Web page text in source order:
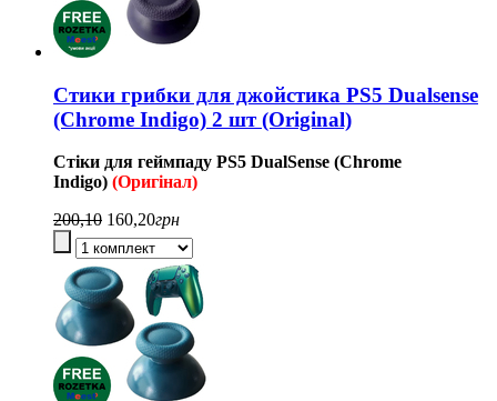
Стики грибки для джойстика PS5 Dualsense
(Chrome Indigo) 2 шт (Original)
Стіки для геймпаду PS5 DualSense (Chrome
Indigo) (Оригінал)
200,10 160,20грн